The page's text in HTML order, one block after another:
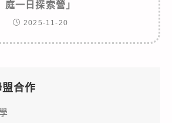
庭一日探索營」
2025-11-20
合作